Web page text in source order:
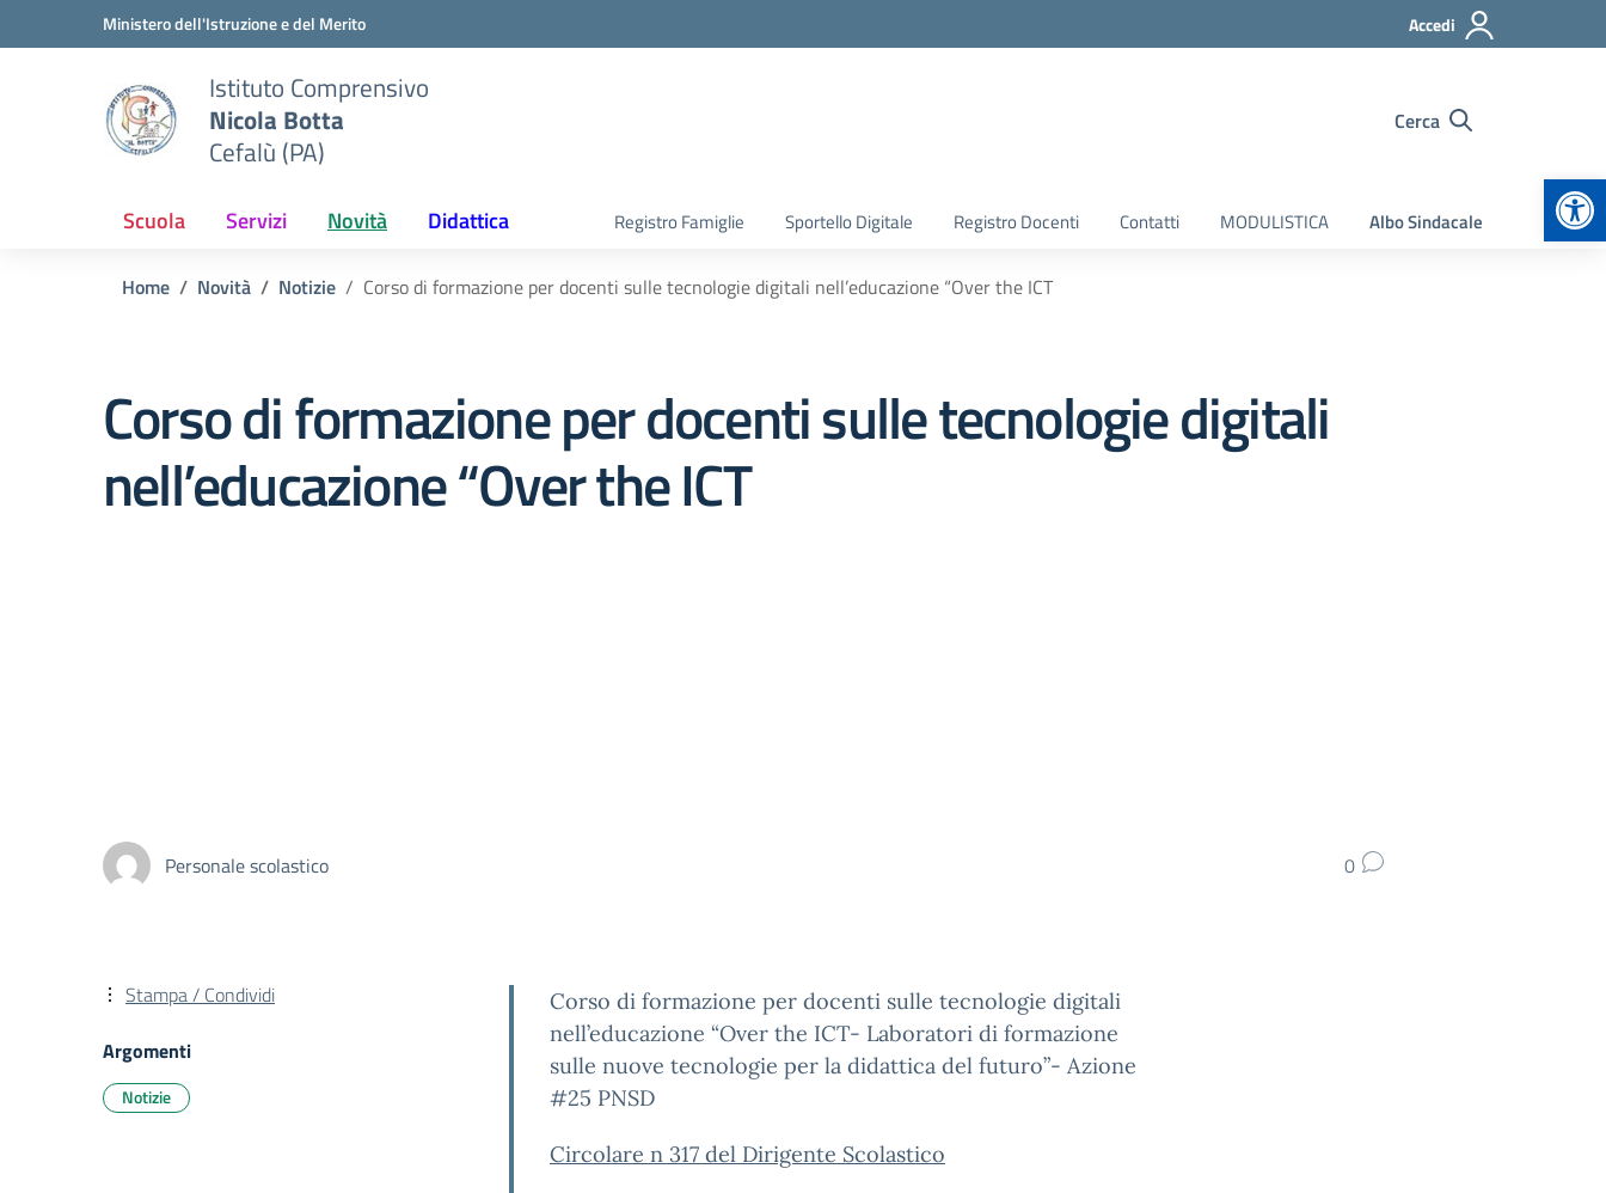
Vai ai contenuti
Vai al menu di navigazioneMinistero dell'Istruzione e del Merito Accedi
Istituto Comprensivo
Nicola Botta
Cefalù (PA)
Cerca
Scuola Servizi Novità Didattica Registro Famiglie Sportello Digitale Registro Docenti Contatti MODULISTICA Albo Sindacale
Home Novità Notizie Corso di formazione per docenti sulle tecnologie digitali nell’educazione “Over the ICT
Corso di formazione per docenti sulle tecnologie digitali
nell’educazione “Over the ICT
Personale scolastico 0
Corso di formazione per docenti sulle tecnologie digitali
nell’educazione “Over the ICT- Laboratori di formazione
sulle nuove tecnologie per la didattica del futuro”- Azione
#25 PNSD
Circolare n 317 del Dirigente Scolastico
Stampa / Condividi
Argomenti
Notizie